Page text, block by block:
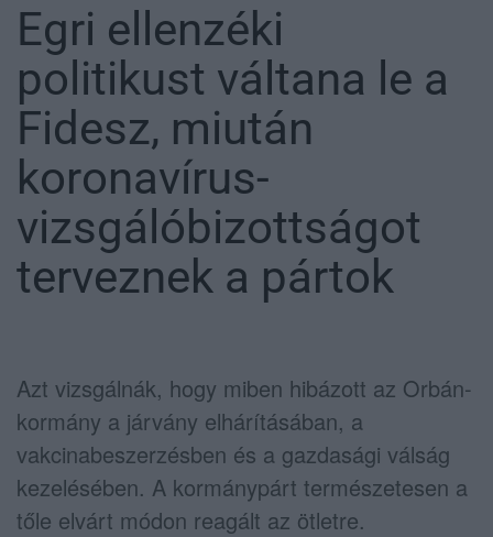
Egri ellenzéki
politikust váltana le a
Fidesz, miután
koronavírus-
vizsgálóbizottságot
terveznek a pártok
Azt vizsgálnák, hogy miben hibázott az Orbán-
kormány a járvány elhárításában, a
vakcinabeszerzésben és a gazdasági válság
kezelésében. A kormánypárt természetesen a
tőle elvárt módon reagált az ötletre.